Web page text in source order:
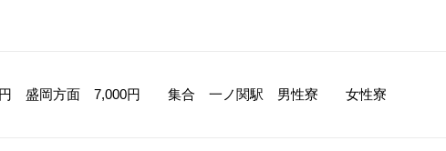
円 盛岡方面 7,000円 集合 一ノ関駅 男